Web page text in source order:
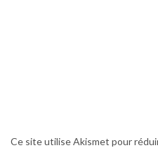
Ce site utilise Akismet pour